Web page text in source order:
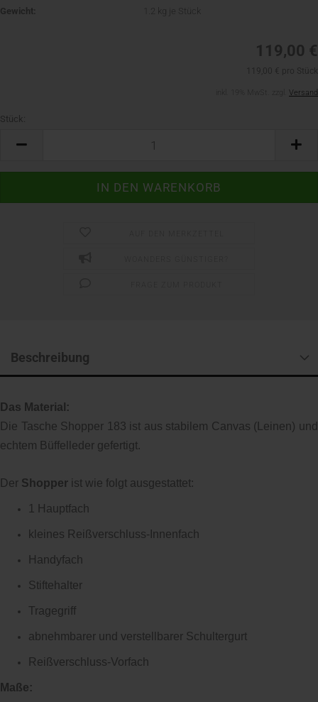
Gewicht:
kg je Stück
119,00 €
Versand
Stück:
Beschreibung
Das Material:
Die Tasche Shopper 183 ist aus stabilem Canvas (Leinen) und
echtem Büffelleder gefertigt.
Der Shopper ist wie folgt ausgestattet:
1 Hauptfach
kleines Reißverschluss-Innenfach
Handyfach
Stiftehalter
Tragegriff
abnehmbarer und verstellbarer Schultergurt
Reißverschluss-Vorfach
Maße: